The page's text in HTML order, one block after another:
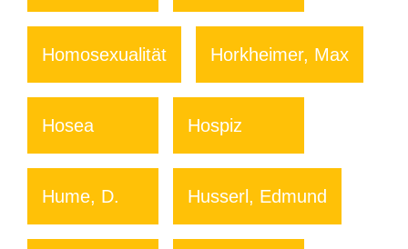
Homosexualität Horkheimer, Max
Hosea Hospiz
Hume, D. Husserl, Edmund